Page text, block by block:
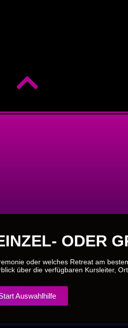
ODER
oder welches Retreat am
über die verfügbaren Kursleiter,
Auswahlhilfe